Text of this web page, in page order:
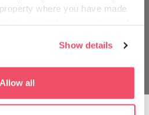
where you have made
like to:
to within several meters
Show details
Allow all